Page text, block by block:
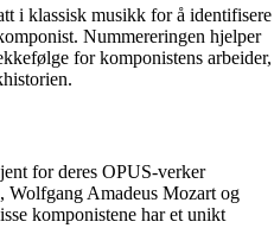
i klassisk musikk for å identifisere
Nummereringen hjelper
for komponistens arbeider,
for deres OPUS-verker
Amadeus Mozart og
komponistene har et unikt